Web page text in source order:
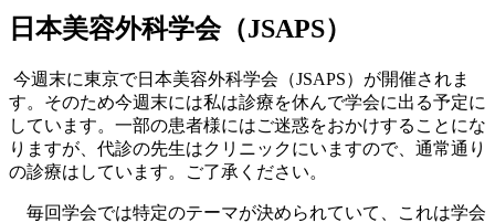
日本美容外科学会（JSAPS）
今週末に東京で日本美容外科学会（JSAPS）が開催されま
す。そのため今週末には私は診療を休んで学会に出る予定に
しています。一部の患者様にはご迷惑をおかけすることにな
りますが、代診の先生はクリニックにいますので、通常通り
の診療はしています。ご了承ください。
毎回学会では特定のテーマが決められていて、これは学会